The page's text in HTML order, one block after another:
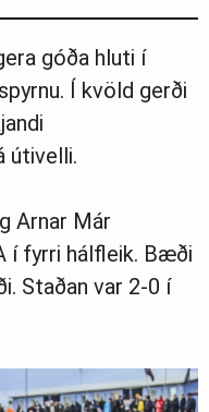
góða hluti í
Í kvöld gerði
útivelli.
Arnar Már
í fyrri hálfleik. Bæði
Staðan var 2-0 í